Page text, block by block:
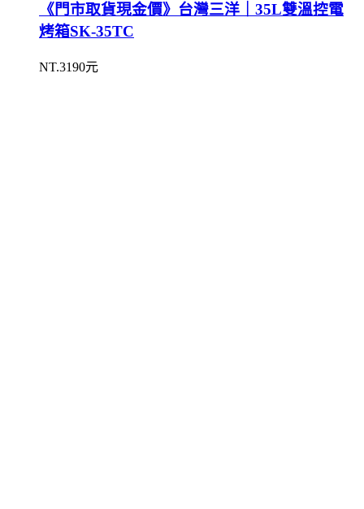
《門市取貨現金價》台灣三洋｜35L雙溫控電
烤箱SK-35TC
NT.3190元